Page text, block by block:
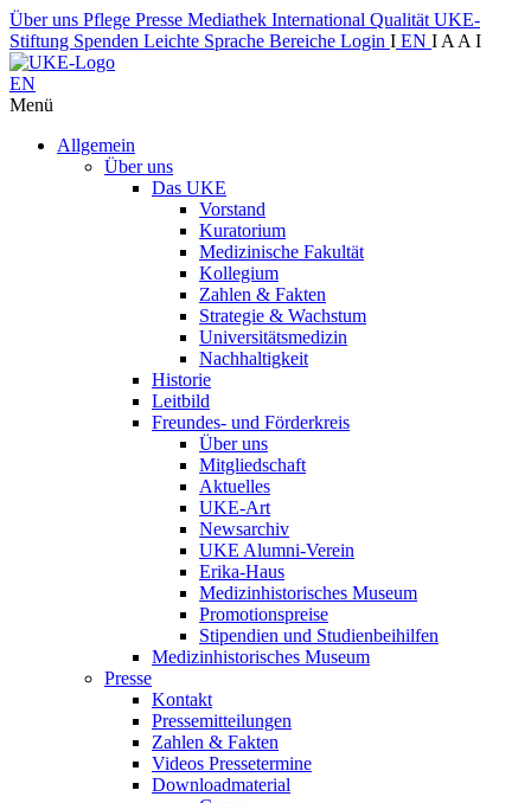
Über uns Pflege Presse Mediathek International Qualität UKE-
Stiftung Spenden Leichte Sprache Bereiche Login I EN I A A I
EN
Menü
Allgemein
Über uns
Das UKE
Vorstand
Kuratorium
Medizinische Fakultät
Kollegium
Zahlen & Fakten
Strategie & Wachstum
Universitätsmedizin
Nachhaltigkeit
Historie
Leitbild
Freundes- und Förderkreis
Über uns
Mitgliedschaft
Aktuelles
UKE-Art
Newsarchiv
UKE Alumni-Verein
Erika-Haus
Medizinhistorisches Museum
Promotionspreise
Stipendien und Studienbeihilfen
Medizinhistorisches Museum
Presse
Kontakt
Pressemitteilungen
Zahlen & Fakten
Videos Pressetermine
Downloadmaterial